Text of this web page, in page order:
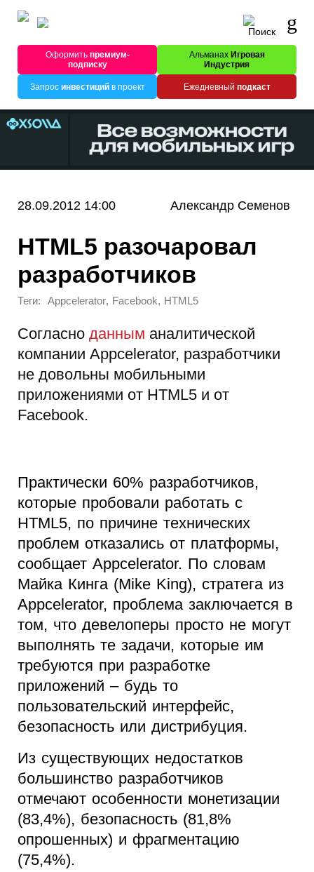
Оформитьпремиум-
подписку
Альманах Игровая
Индустрия
Запрос инвестицийв проект Ежедневный подкаст
28.09.2012 14:00 Александр Семенов
HTML5 разочаровал
разработчиков
Теги: Appcelerator, Facebook, HTML5
Согласно данным аналитической
компании Appcelerator, разработчики
не довольны мобильными
приложениями от HTML5 и от
Facebook.
Практически 60% разработчиков,
которые пробовали работать с
HTML5, по причине технических
проблем отказались от платформы,
сообщает Appcelerator. По словам
Майка Кинга (Mike King), стратега из
Appcelerator, проблема заключается в
том, что девелоперы просто не могут
выполнять те задачи, которые им
требуются при разработке
приложений – будь то
пользовательский интерфейс,
безопасность или дистрибуция.
Из существующих недостатков
большинство разработчиков
отмечают особенности монетизации
(83,4%), безопасность (81,8%
опрошенных) и фрагментацию
(75,4%).